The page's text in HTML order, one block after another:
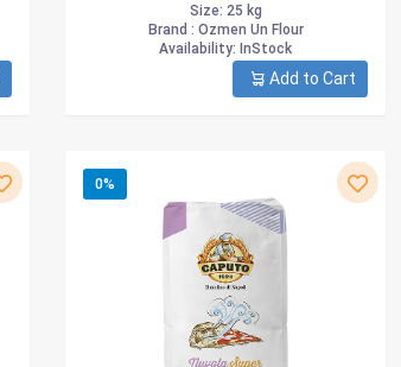
Size: 25 kg
Brand : Ozmen Un Flour
Availability: InStock
Add to Cart
0%